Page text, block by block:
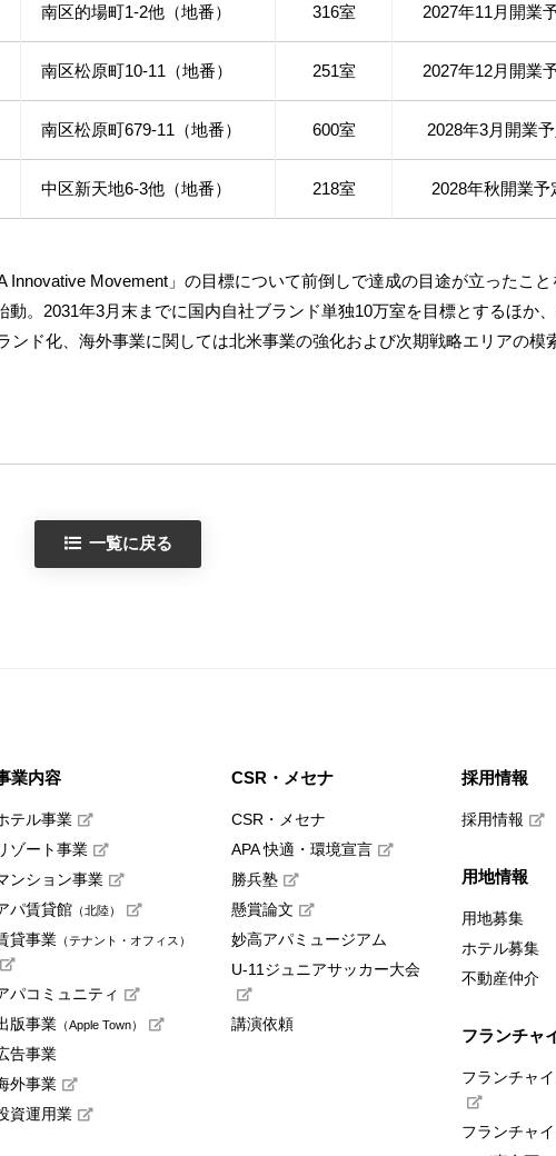
南区的場町1-2他（地番） 316室 2027年11月開業
南区松原町10-11（地番） 251室 2027年12月開業
南区松原町679-11（地番） 600室 2028年3月開業
中区新天地6-3他（地番） 218室 2028年秋開業予
Movement」の目標について前倒しで達成の目途が立ったこと
。2031年3月末までに国内自社ブランド単独10万室を目標とするほか
ド化、海外事業に関しては北米事業の強化および次期戦略エリアの模
一覧に戻る
業内容
テル事業
ゾート事業
ンション事業
パ賃貸館（北陸）
貸事業（テナント・オフィス）
パコミュニティ
版事業（Apple Town）
告事業
外事業
資運用業
CSR・メセナ
CSR・メセナ
APA 快適・環境宣言
勝兵塾
懸賞論文
妙高アパミュージアム
U-11ジュニアサッカー大会
講演依頼
採用情報
採用情報
用地情報
用地募集
ホテル募集
不動産仲介
フランチャ
フランチャ
フランチャ